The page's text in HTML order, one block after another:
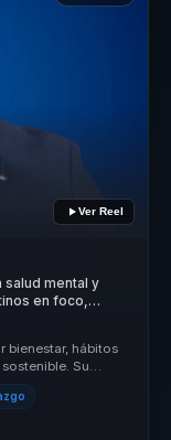
Ver Reel
salud mental y
en foco,
bienestar, hábitos
Su